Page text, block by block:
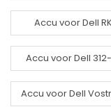
Accu voor Dell
Accu voor Dell
Accu voor Dell